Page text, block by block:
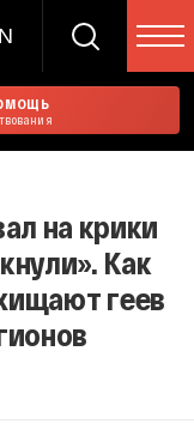
на крики
Как
геев